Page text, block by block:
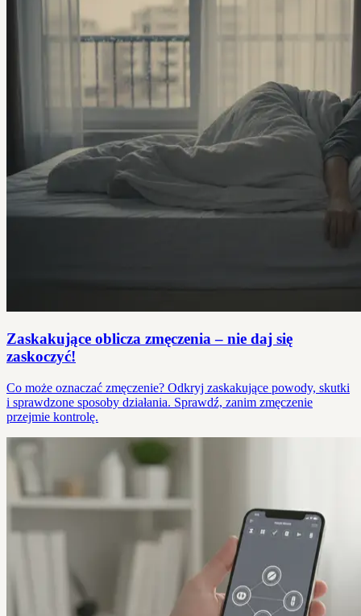
Zaskakujące oblicza zmęczenia – nie daj się
zaskoczyć!
Co może oznaczać zmęczenie? Odkryj zaskakujące powody, skutki
i sprawdzone sposoby działania. Sprawdź, zanim zmęczenie
przejmie kontrolę.